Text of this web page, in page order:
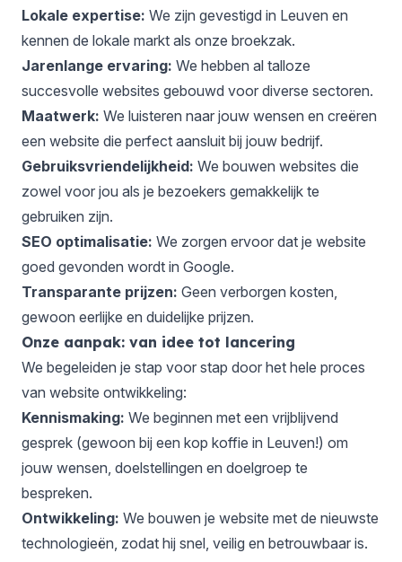
Lokale expertise: We zijn gevestigd in Leuven en
kennen de lokale markt als onze broekzak.
Jarenlange ervaring: We hebben al talloze
succesvolle websites gebouwd voor diverse sectoren.
Maatwerk: We luisteren naar jouw wensen en creëren
een website die perfect aansluit bij jouw bedrijf.
Gebruiksvriendelijkheid: We bouwen websites die
zowel voor jou als je bezoekers gemakkelijk te
gebruiken zijn.
SEO optimalisatie: We zorgen ervoor dat je website
goed gevonden wordt in Google.
Transparante prijzen: Geen verborgen kosten,
gewoon eerlijke en duidelijke prijzen.
Onze aanpak: van idee tot lancering
We begeleiden je stap voor stap door het hele proces
van website ontwikkeling:
Kennismaking: We beginnen met een vrijblijvend
gesprek (gewoon bij een kop koffie in Leuven!) om
jouw wensen, doelstellingen en doelgroep te
bespreken.
Ontwikkeling: We bouwen je website met de nieuwste
technologieën, zodat hij snel, veilig en betrouwbaar is.